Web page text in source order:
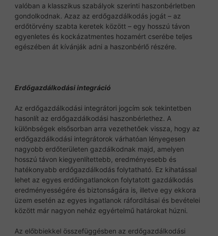
valóban a klasszikus szabályok szerinti haszonbérletben
gondolkodnak. Azaz az erdőgazdálkodás jogát – az
erdőtörvény szabta keretek között – egy hosszú távon
egyenletes és kockázatmentes hozamért cserébe teljes
egészében át kívánják adni a haszonbérlő részére.
Erdőgazdálkodási integráció
Az erdőgazdálkodási integrátori jogcím sok tekintetben
hasonlít az erdőgazdálkodási haszonbérlethez. A
különbségek elsősorban arra vezethetőek vissza, hogy az
erdőgazdálkodási integrátorok várhatóan lényegesen
nagyobb erdőterületen gazdálkodnak majd, amelyen
hosszú távon kiegyenlítettebb, eredményesebb és
hatékonyabb erdőgazdálkodás folytatható. Ez kihatással
lehet az egyes erdőingatlanokon folytatott gazdálkodás
eredményességére és biztonságára is, illetve egy ekkora
üzem esetén az egyes ingatlanok ráfordításai és bevételei
között már nagyon nehéz egyértelmű határokat húzni.
Az előbbiekkel összefüggésben az erdőgazdálkodási